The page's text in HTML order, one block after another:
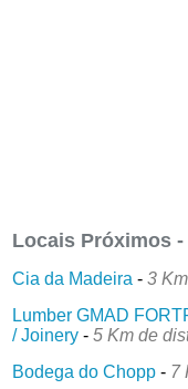
Locais Próximos -
Cia da Madeira -3
Lumber GMAD
/ Joinery -5 Km de
Bodega do Chopp - 7